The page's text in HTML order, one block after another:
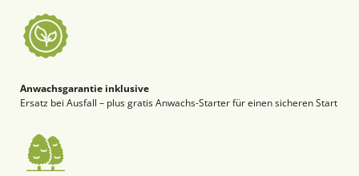
Anwachsgarantie inklusive
Ersatz bei Ausfall – plus gratis Anwachs-Starter für einen sicheren Start